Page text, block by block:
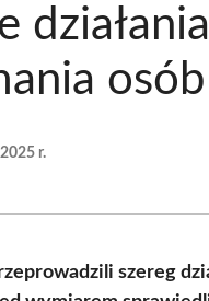
r.
szereg